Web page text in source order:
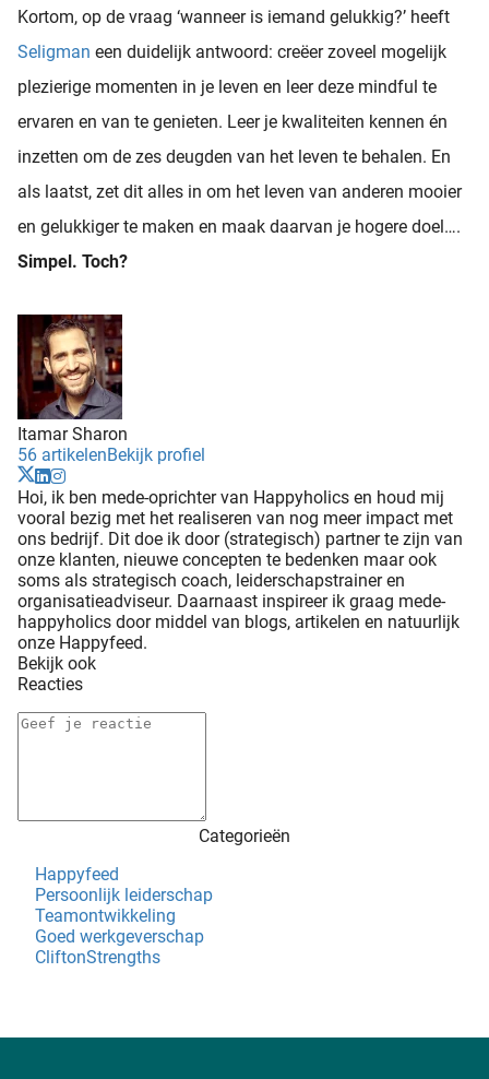
Kortom, op de vraag ‘wanneer is iemand gelukkig?’ heeft
Seligman een duidelijk antwoord: creëer zoveel mogelijk
plezierige momenten in je leven en leer deze mindful te
ervaren en van te genieten. Leer je kwaliteiten kennen én
inzetten om de zes deugden van het leven te behalen. En
als laatst, zet dit alles in om het leven van anderen mooier
en gelukkiger te maken en maak daarvan je hogere doel….
Simpel. Toch?
Itamar Sharon
56 artikelenBekijk profiel
Hoi, ik ben mede-oprichter van Happyholics en houd mij
vooral bezig met het realiseren van nog meer impact met
ons bedrijf. Dit doe ik door (strategisch) partner te zijn van
onze klanten, nieuwe concepten te bedenken maar ook
soms als strategisch coach, leiderschapstrainer en
organisatieadviseur. Daarnaast inspireer ik graag mede-
happyholics door middel van blogs, artikelen en natuurlijk
onze Happyfeed.
Bekijk ook
Reacties
Categorieën
Happyfeed
Persoonlijk leiderschap
Teamontwikkeling
Goed werkgeverschap
CliftonStrengths